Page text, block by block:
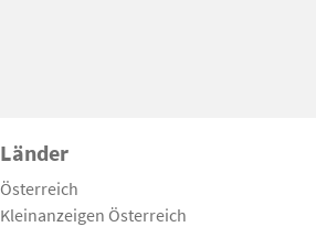
Länder
Österreich
Kleinanzeigen Österreich